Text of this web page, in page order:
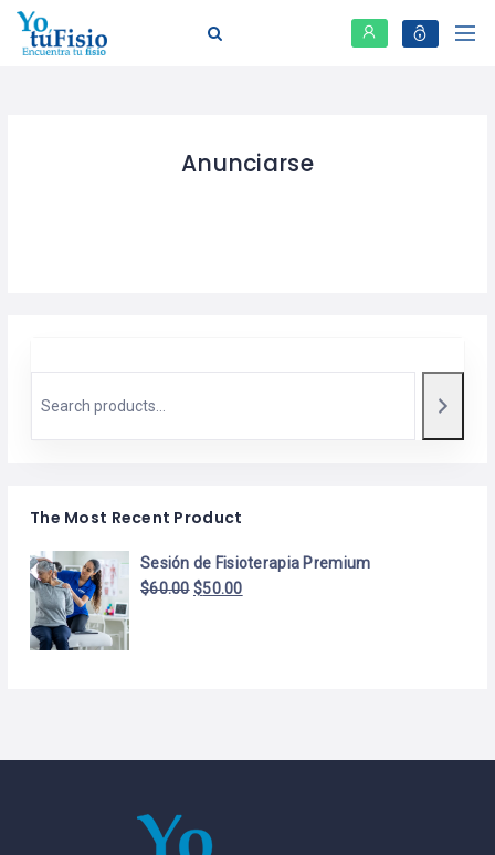
Anunciarse
The Most Recent Product
Sesión de Fisioterapia Premium
$60.00 $50.00